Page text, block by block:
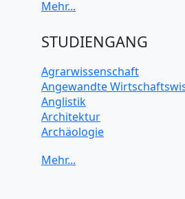
Computerarchitektur
Elektrotechnik
Java
JavaScript
Künstliche Intelligenz
Latein
Makroökonomie
Mechanik
STUDIENGANG
Agrarwissenschaft
Angewandte
Anglistik
Architektur
Archäologie
Biochemie Wissenschaften